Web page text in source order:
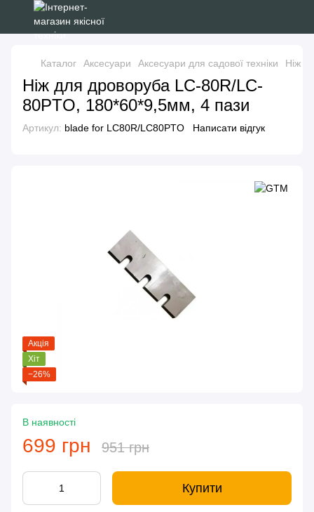
Каталог Аксесуари Аксесуари для садової техніки Ніж
Ніж для дроворуба LC-80R/LC-
80PTO, 180*60*9,5мм, 4 пази
Артикул: blade for LC80R/LC80PTO Написати відгук
Акція
Хіт
−26%
В наявності
699 грн 951 грн
Купити